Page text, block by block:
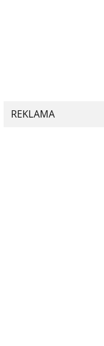
REKLAMA